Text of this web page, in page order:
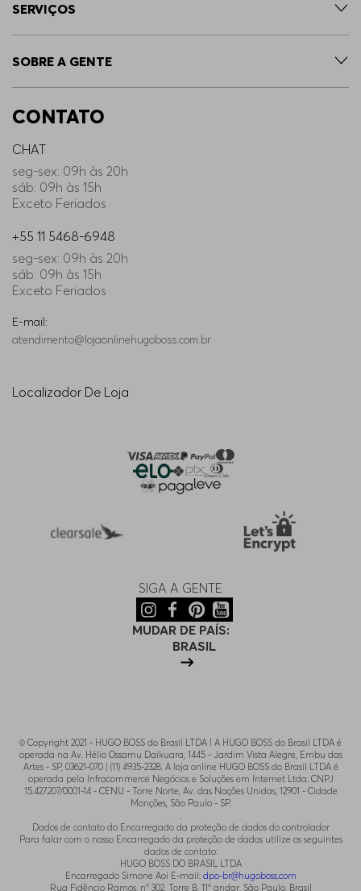
SERVIÇOS
SOBRE A GENTE
CONTATO
CHAT
seg-sex: 09h às 20h
sáb: 09h às 15h
Exceto Feriados
+55 11 5468-6948
seg-sex: 09h às 20h
sáb: 09h às 15h
Exceto Feriados
E-mail:
atendimento@lojaonlinehugoboss.com.br
Localizador De Loja
SIGA A GENTE
MUDAR DE PAÍS:
BRASIL
© Copyright 2021 - HUGO BOSS do Brasil LTDA | A HUGO BOSS do Brasil LTDA é
operada na Av. Hélio Ossamu Daikuara, 1445 - Jardim Vista Alegre, Embu das
Artes - SP, 03621-070 | (11) 4935-2328. A loja online HUGO BOSS do Brasil LTDA é
operada pela Infracommerce Negócios e Soluções em Internet Ltda. CNPJ
15.427.207/0001-14 - CENU - Torre Norte, Av. das Nações Unidas, 12901 - Cidade
Monções, São Paulo - SP.
.
Dados de contato do Encarregado da proteção de dados do controlador
Para falar com o nosso Encarregado da proteção de dados utilize os seguintes
dados de contato:
HUGO BOSS DO BRASIL LTDA
Encarregado Simone Aoi E-mail: dpo-br@hugoboss.com
Rua Fidêncio Ramos, n° 302, Torre B, 11° andar, São Paulo, Brasil